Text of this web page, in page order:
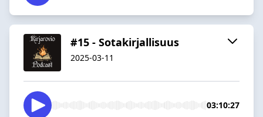
#15 - Sotakirjallisuus
2025-03-11
03:10:27